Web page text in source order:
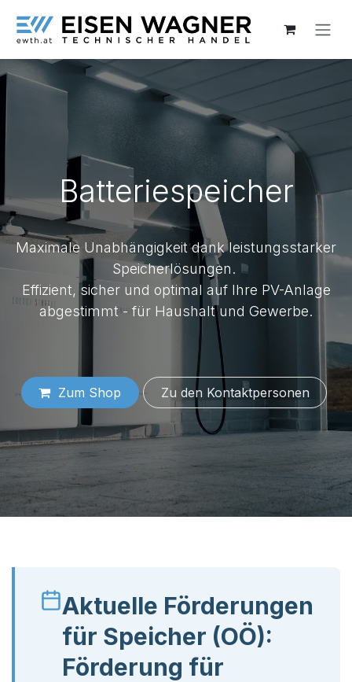
Batteriespeicher
Maximale Unabhängigkeit dank leistungsstarker
Speicherlösungen.
Effizient, sicher und optimal auf Ihre PV-Anlage
abgestimmt - für Haushalt und Gewerbe.
Zum Shop Zu den K​​​​​​onta​​​​​​​​​​​​ktper​​sonen
Aktuelle Förderungen
für Speicher (OÖ):
Förderung für